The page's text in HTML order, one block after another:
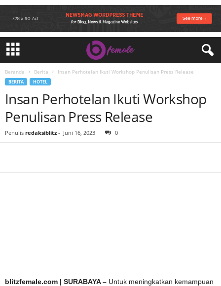
Beranda Berita Insan Perhotelan Ikuti Workshop Penulisan Press Release
BERITA HOTEL
Insan Perhotelan Ikuti Workshop
Penulisan Press Release
Penulis redaksiblitz - Juni 16, 2023 0
blitzfemale.com | SURABAYA – Untuk meningkatkan kemampuan